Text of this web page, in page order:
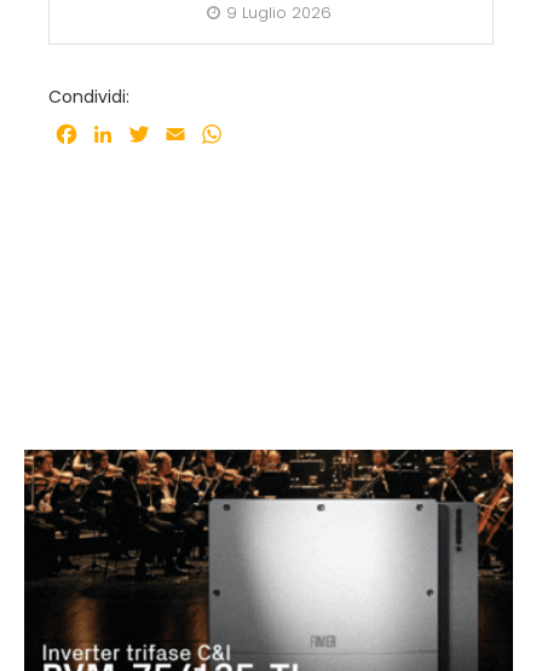
9 Luglio 2026
Condividi:
Facebook
LinkedInTwitter
Email